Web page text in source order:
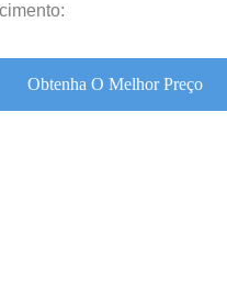
Obtenha O Melhor Preço